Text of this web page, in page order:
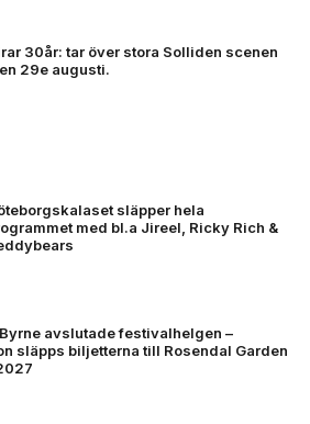
30år: tar över stora Solliden scenen
29e augusti.
släpper hela
med bl.a Jireel, Ricky Rich &
avslutade festivalhelgen –
släpps biljetterna till Rosendal Garden